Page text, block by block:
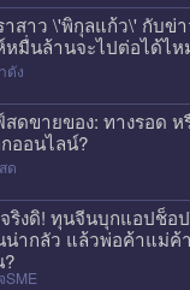
าสาว \'พิกุลแก้ว\' กับข่า
หมื่นล้านจะไปต่อได้ไห
ดัง
สดขายของ: ทางรอด
ออนไลน์?
ด
จริงดิ! ทุนจีนบุกแอปช็อ
น่ากลัว แล้วพ่อค้าแม่ค้
SME